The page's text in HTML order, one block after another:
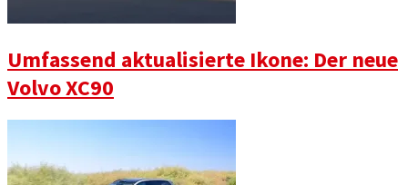
Umfassend aktualisierte Ikone: Der neue
Volvo XC90